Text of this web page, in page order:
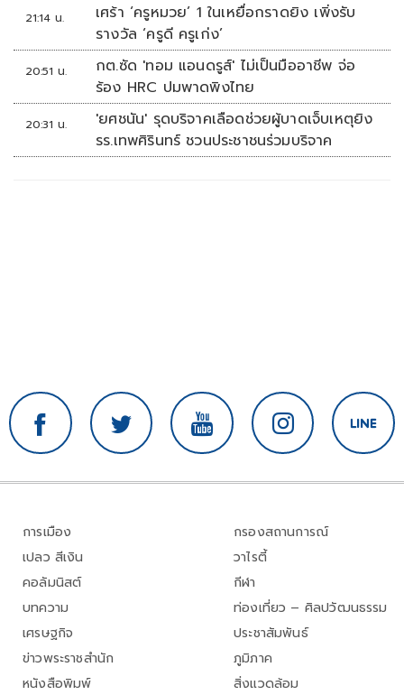
21:14 น.
เศร้า ‘ครูหมวย’ 1 ในเหยื่อกราดยิง เพิ่งรับ
รางวัล ‘ครูดี ครูเก่ง’
20:51 น.
กต.ซัด 'ทอม แอนดรูส์' ไม่เป็นมืออาชีพ จ่อ
ร้อง HRC ปมพาดพิงไทย
20:31 น.
'ยศชนัน' รุดบริจาคเลือดช่วยผู้บาดเจ็บเหตุยิง
รร.เทพศิรินทร์ ชวนประชาชนร่วมบริจาค
การเมือง
เปลว สีเงิน
คอลัมนิสต์
บทความ
เศรษฐกิจ
ข่าวพระราชสำนัก
หนังสือพิมพ์
กรองสถานการณ์
วาไรตี้
กีฬา
ท่องเที่ยว – ศิลปวัฒนธรรม
ประชาสัมพันธ์
ภูมิภาค
สิ่งแวดล้อม